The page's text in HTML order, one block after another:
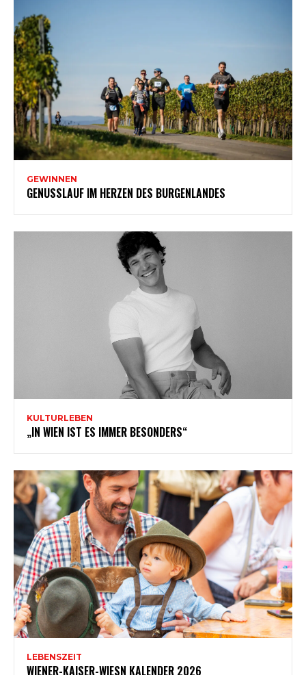
GEWINNEN
GENUSSLAUF IM HERZEN DES BURGENLANDES
KULTURLEBEN
„IN WIEN IST ES IMMER BESONDERS“
LEBENSZEIT
WIENER-KAISER-WIESN KALENDER 2026